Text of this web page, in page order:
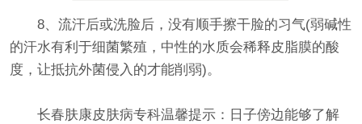
8、流汗后或洗脸后，没有顺手擦干脸的习气(弱碱性
的汗水有利于细菌繁殖，中性的水质会稀释皮脂膜的酸
度，让抵抗外菌侵入的才能削弱)。
长春肤康皮肤病专科温馨提示：日子傍边能够了解